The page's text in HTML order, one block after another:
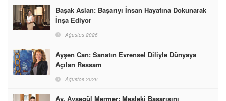
Başak Aslan: Başarıyı İnsan Hayatına Dokunarak
İnşa Ediyor
Ağustos 2026
Ayşen Can: Sanatın Evrensel Diliyle Dünyaya
Açılan Ressam
Ağustos 2026
Av. Ayşegül Mermer: Mesleki Başarısını